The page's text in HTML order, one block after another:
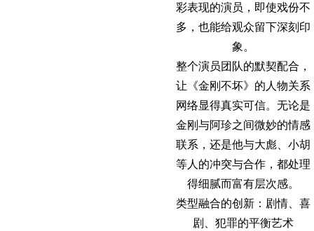
彩表现的演员，即使戏份不
多，也能给观众留下深刻印
象。
整个演员团队的默契配合，
让《金刚不坏》的人物关系
网络显得真实可信。无论是
金刚与阿珍之间微妙的情感
联系，还是他与大彪、小胡
等人的冲突与合作，都处理
得细腻而富有层次感。
类型融合的创新：剧情、喜
剧、犯罪的平衡艺术